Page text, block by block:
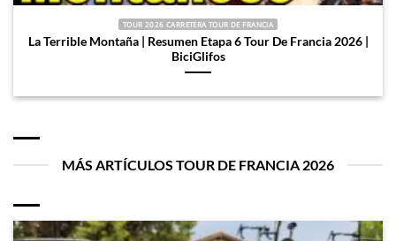
TOUR 2026 CARRETERA TOUR DE FRANCIA
La Terrible Montaña | Resumen Etapa 6 Tour De Francia 2026 |
BiciGlifos
MÁS ARTÍCULOS TOUR DE FRANCIA 2026